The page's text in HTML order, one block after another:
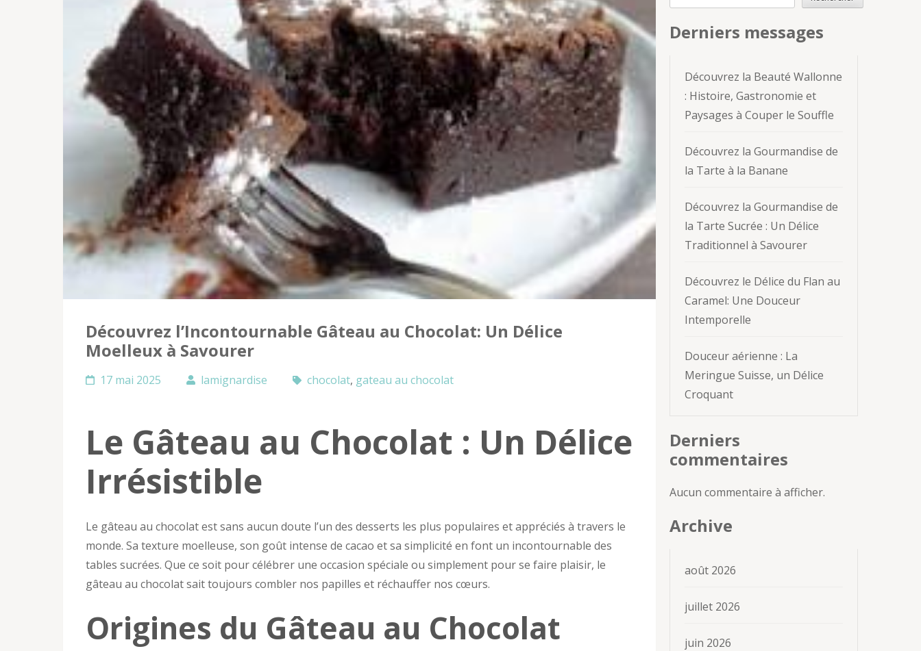
Découvrez l’Incontournable Gâteau au Chocolat: Un Délice
Moelleux à Savourer
17 mai 2025 lamignardise chocolat, gateau au chocolat
Le Gâteau au Chocolat : Un Délice
Irrésistible
Le gâteau au chocolat est sans aucun doute l’un des desserts les plus populaires et appréciés à travers le
monde. Sa texture moelleuse, son goût intense de cacao et sa simplicité en font un incontournable des
tables sucrées. Que ce soit pour célébrer une occasion spéciale ou simplement pour se faire plaisir, le
gâteau au chocolat sait toujours combler nos papilles et réchauffer nos cœurs.
Origines du Gâteau au Chocolat
Derniers messages
Découvrez la Beauté Wallonne
: Histoire, Gastronomie et
Paysages à Couper le Souffle
Découvrez la Gourmandise de
la Tarte à la Banane
Découvrez la Gourmandise de
la Tarte Sucrée : Un Délice
Traditionnel à Savourer
Découvrez le Délice du Flan au
Caramel: Une Douceur
Intemporelle
Douceur aérienne : La
Meringue Suisse, un Délice
Croquant
Derniers
commentaires
Aucun commentaire à afficher.
Archive
août 2026
juillet 2026
juin 2026